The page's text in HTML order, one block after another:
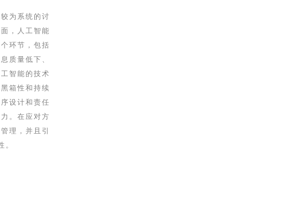
为系统的讨
，人工智能
环节，包括
质量低下、
智能的技术
箱性和持续
设计和责任
。在应对方
理，并且引
。